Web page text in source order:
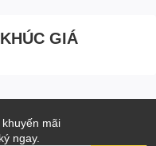
GIÁ
mãi
ngay.